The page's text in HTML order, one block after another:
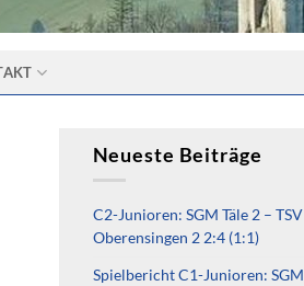
Neueste Beiträge
C2-Junioren: SGM Täle 2 – TSV
Oberensingen 2 2:4 (1:1)
Spielbericht C1-Junioren: SGM